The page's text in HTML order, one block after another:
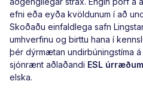
efni eða eyða kvöldunum í að
Skoðaðu einfaldlega safn
umhverfinu og birttu hana í
þér dýrmætan undirbúningstíma
sjónrænt aðlaðandi ESL úrræðum
elska.